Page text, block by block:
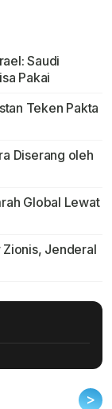
Saudi
Pakai
Teken Pakta
Diserang oleh
Global Lewat
Jenderal
>